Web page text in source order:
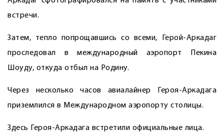
встречи.
Затем, тепло попрощавшись со всеми, Герой-Аркадаг
проследовал в международный аэропорт Пекина
Шоуду, откуда отбыл на Родину.
Через несколько часов авиалайнер Героя-Аркадага
приземлился в Международном аэропорту столицы.
Здесь Героя-Аркадага встретили официальные лица.